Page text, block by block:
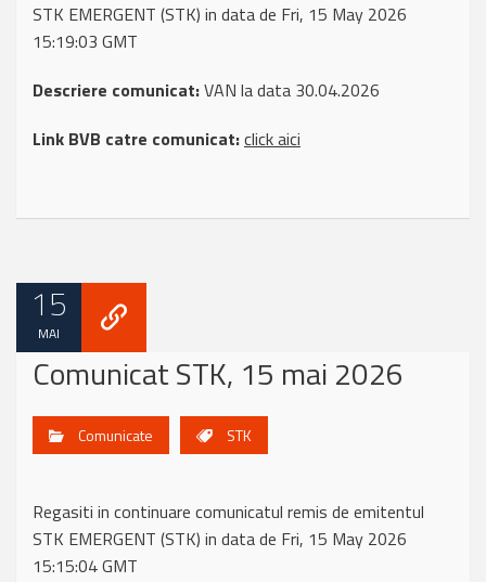
STK EMERGENT (STK) in data de Fri, 15 May 2026
15:19:03 GMT
Descriere comunicat:VAN la data 30.04.2026
Link BVB catre comunicat:click aici
15
MAI
Comunicat STK, 15 mai 2026
Comunicate STK
Regasiti in continuare comunicatul remis de emitentul
STK EMERGENT (STK) in data de Fri, 15 May 2026
15:15:04 GMT